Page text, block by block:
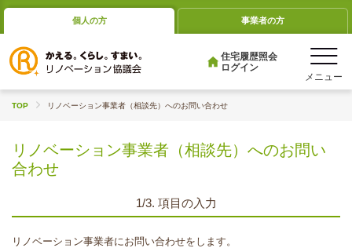
個人の方 事業者の方
住宅履歴照会
ログイン
TOP リノベーション事業者（相談先）へのお問い合わせ
リノベーション事業者（相談先）へのお問い
合わせ
1/3. 項目の入力
リノベーション事業者にお問い合わせをします。